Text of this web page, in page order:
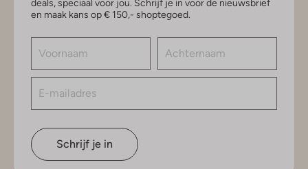
deals, speciaal voor jou. Schrijf je in voor de nieuwsbrief
en maak kans op € 150,- shoptegoed.
Schrijf je in